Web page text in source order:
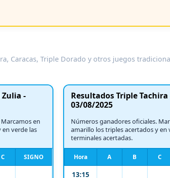
Caracas, Triple Dorado y otros juegos
-
en
verde las
C SIGNO
Resultados Triple Tachira
03/08/2025
Números ganadores oficiales.
amarillo los triples acertados y en
terminales acertadas.
Hora A B C
13:15